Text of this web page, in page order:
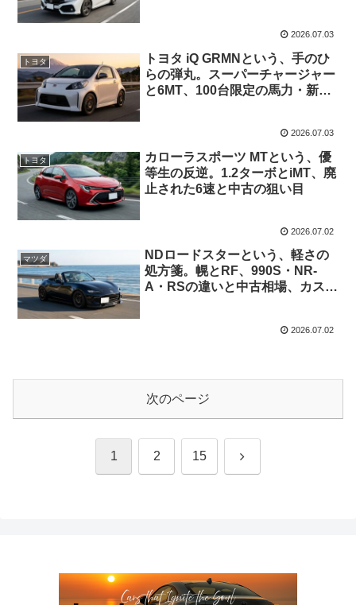
2026.07.03
トヨタ
トヨタ iQ GRMNという、手のひ
らの弾丸。スーパーチャージャー
と6MT、100台限定の馬力・新車
2026.07.03
トヨタ
カローラスポーツ MTという、優
等生の反逆。1.2ターボとiMT、廃
止された6速と中古の狙い目
2026.07.02
マツダ
NDロードスターという、軽さの
処方箋。幌とRF、990S・NR-
A・RSの違いと中古相場、カスタ
2026.07.02
次のページ
1 2 15 次